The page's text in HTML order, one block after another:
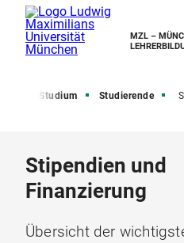
MZL –
Studium Studierende
Stipendien und
Finanzierung
Übersicht der